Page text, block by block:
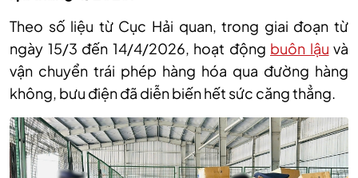
Theo số liệu từ Cục Hải quan, trong giai đoạn từ
ngày 15/3 đến 14/4/2026, hoạt động buôn lậu và
vận chuyển trái phép hàng hóa qua đường hàng
không, bưu điện đã diễn biến hết sức căng thẳng.